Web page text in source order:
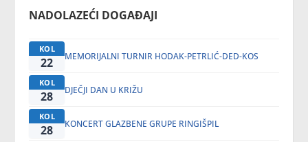
NADOLAZEĆI DOGAĐAJI
KOL
22 MEMORIJALNI TURNIR HODAK-PETRLIĆ-DED-KOS
KOL
28 DJEČJI DAN U KRIŽU
KOL
28 KONCERT GLAZBENE GRUPE RINGIŠPIL